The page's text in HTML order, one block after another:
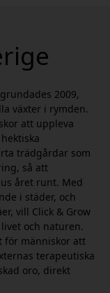
2009,
växter i rymden.
att uppleva
trädgårdar som
så att
året runt. Med
i städer, och
vill Click & Grow
och naturen.
för människor att
terapeutiska
oro, direkt